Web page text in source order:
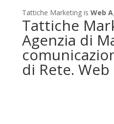
Tattiche Marketing is Web
Tattiche
Agenzia di
di Rete.